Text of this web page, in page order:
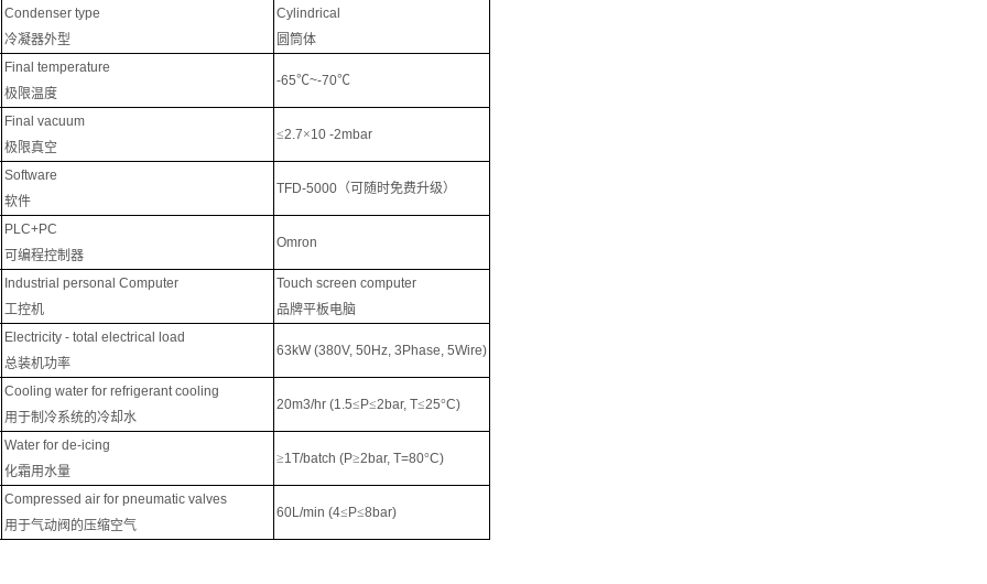
Condenser type
冷凝器外型
Cylindrical
圆筒体
Final temperature
极限温度
-65℃~-70℃
Final vacuum
极限真空
≤2.7×10 -2mbar
Software
软件
TFD-5000（可随时免费升级）
PLC+PC
可编程控制器
Omron
Industrial personal Computer
工控机
Touch screen computer
品牌平板电脑
Electricity - total electrical load
总装机功率
63kW (380V, 50Hz, 3Phase, 5Wire)
Cooling water for refrigerant cooling
用于制冷系统的冷却水
20m3/hr (1.5≤ P≤2bar, T≤25°C)
Water for de-icing
化霜用水量
≥1T/batch (P≥2bar, T=80°C)
Compressed air for pneumatic valves
用于气动阀的压缩空气
60L/min (4≤ P≤8bar)